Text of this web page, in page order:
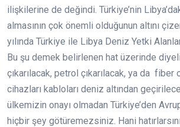
ilişkilerine de değindi. Türkiye’nin
almasının çok önemli olduğunun altını
yılında Türkiye ile Libya Deniz Yetki
Bu şu demek belirlenen hat üzerinde
çıkarılacak, petrol çıkarılacak, ya da
cihazları kabloları deniz altından
ülkemizin onayı olmadan Türkiye’den
hiçbir şey götüremezsiniz. Hani